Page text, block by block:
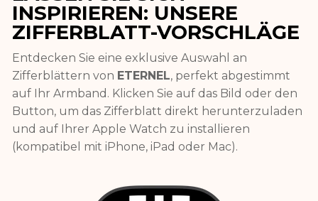
INSPIRIEREN: UNSERE
ZIFFERBLATT-VORSCHLÄGE
Entdecken Sie eine exklusive Auswahl an
Zifferblättern von ETERNEL, perfekt abgestimmt
auf Ihr Armband. Klicken Sie auf das Bild oder den
Button, um das Zifferblatt direkt herunterzuladen
und auf Ihrer Apple Watch zu installieren
(kompatibel mit iPhone, iPad oder Mac).